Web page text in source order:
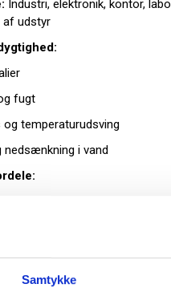
Samtykke
Industri, elektronik, kontor,
udstyr
fugt
og temperaturudsving
nedsænkning i vand
udseende med mat finish